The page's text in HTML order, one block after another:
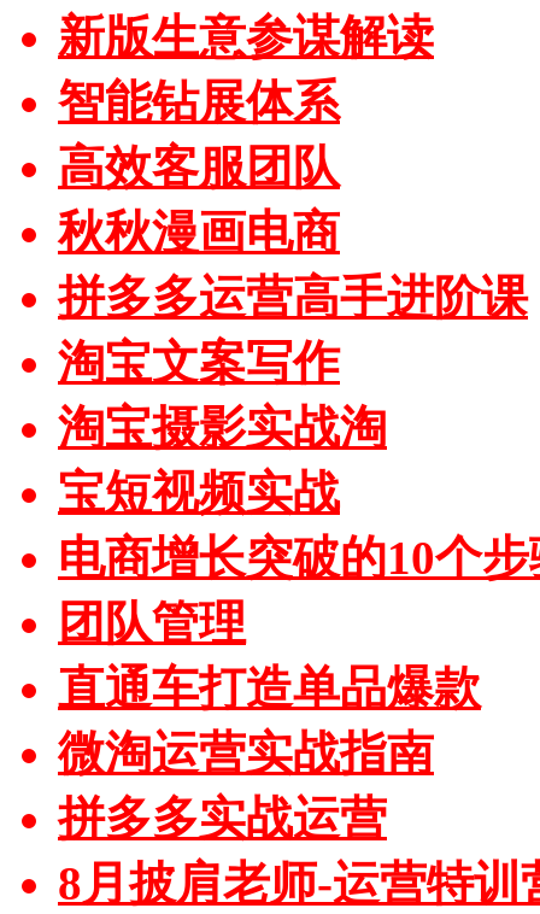
新版生意参谋解读
智能钻展体系
高效客服团队
秋秋漫画电商
拼多多运营高手进阶课
淘宝文案写作
淘宝摄影实战淘
宝短视频实战
电商增长突破的10个
团队管理
直通车打造单品爆款
微淘运营实战指南
拼多多实战运营
8月披肩老师-运营特训